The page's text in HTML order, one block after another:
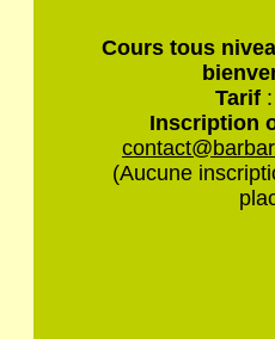
Cours tous
Tarif
Inscription
(Aucune